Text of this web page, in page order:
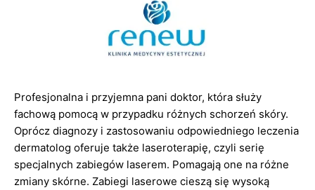
Profesjonalna i przyjemna pani doktor, która służy
fachową pomocą w przypadku różnych schorzeń skóry.
Oprócz diagnozy i zastosowaniu odpowiedniego leczenia
dermatolog oferuje także laseroterapię, czyli serię
specjalnych zabiegów laserem. Pomagają one na różne
zmiany skórne. Zabiegi laserowe cieszą się wysoką